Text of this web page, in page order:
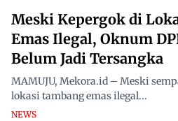
Meski Kepergok di
Emas Ilegal, Oknum
Belum Jadi Tersangka
MAMUJU, Mekora.id – Meski
lokasi tambang emas ilegal...
NEWS